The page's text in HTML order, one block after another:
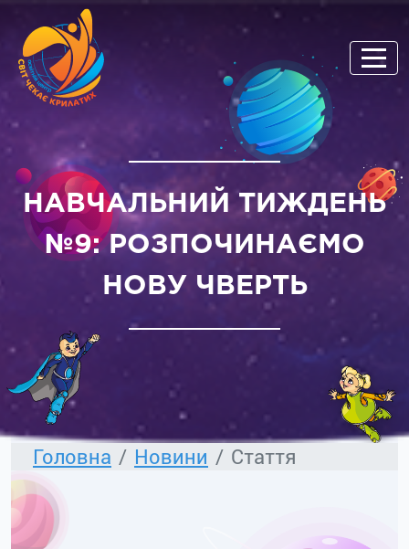
НАВЧАЛЬНИЙ ТИЖДЕНЬ
№9: РОЗПОЧИНАЄМО
НОВУ ЧВЕРТЬ
Головна Новини Стаття